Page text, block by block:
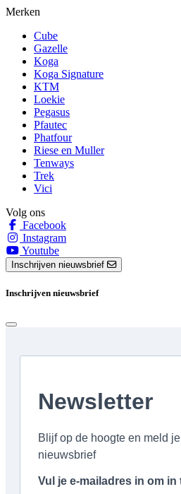
Merken
Cube
Gazelle
Koga
Koga Signature
KTM
Loekie
Pegasus
Pfautec
Phatfour
Riese en Muller
Tenways
Trek
Vici
Volg ons
Facebook
Instagram
Youtube
Inschrijven nieuwsbrief
Inschrijven nieuwsbrief